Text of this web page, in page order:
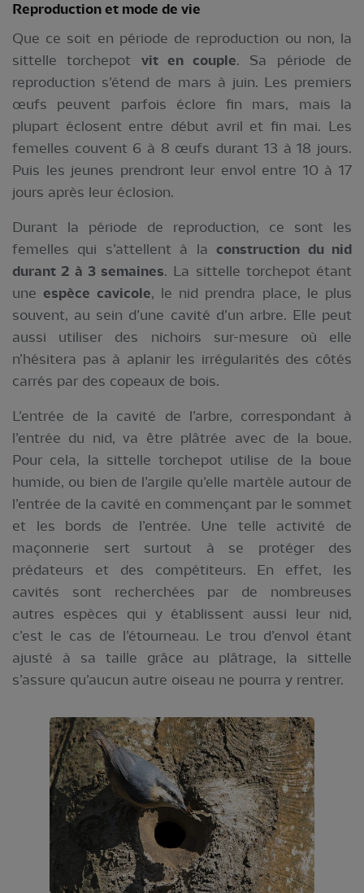
Reproduction et mode de vie
Que ce soit en période de reproduction ou non, la
sittelle torchepot vit en couple. Sa période de
reproduction s’étend de mars à juin. Les premiers
œufs peuvent parfois éclore fin mars, mais la
plupart éclosent entre début avril et fin mai. Les
femelles couvent 6 à 8 œufs durant 13 à 18 jours.
Puis les jeunes prendront leur envol entre 10 à 17
jours après leur éclosion.
Durant la période de reproduction, ce sont les
femelles qui s’attellent à laconstruction du nid
durant 2 à 3 semaines. La sittelle torchepot étant
uneespèce cavicole, le nid prendra place, le plus
souvent, au sein d’une cavité d’un arbre. Elle peut
aussi utiliser des nichoirs sur-mesure où elle
n’hésitera pas à aplanir les irrégularités des côtés
carrés par des copeaux de bois.
L’entrée de la cavité de l’arbre, correspondant à
l’entrée du nid, va être plâtrée avec de la boue.
Pour cela, la sittelle torchepot utilise de la boue
humide, ou bien de l’argile qu’elle martèle autour de
l’entrée de la cavité en commençant par le sommet
et les bords de l’entrée. Une telle activité de
maçonnerie sert surtout à se protéger des
prédateurs et des compétiteurs. En effet, les
cavités sont recherchées par de nombreuses
autres espèces qui y établissent aussi leur nid,
c’est le cas de l’étourneau. Le trou d’envol étant
ajusté à sa taille grâce au plâtrage, la sittelle
s’assure qu’aucun autre oiseau ne pourra y rentrer.